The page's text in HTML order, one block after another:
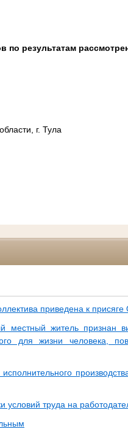
по результатам
г. Тула
приведена к присяге
местный житель признан
для жизни человека,
условий труда на